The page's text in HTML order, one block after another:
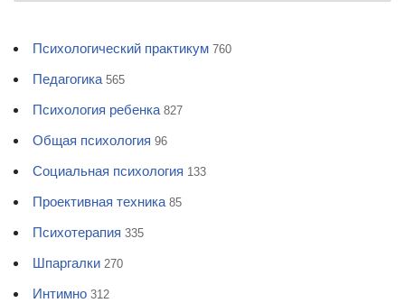
Психологический практикум 760
Педагогика 565
Психология ребенка 827
Общая психология 96
Социальная психология 133
Проективная техника 85
Психотерапия 335
Шпаргалки 270
Интимно 312